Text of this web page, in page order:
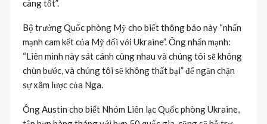
càng tốt”.
Bộ trưởng Quốc phòng Mỹ cho biết thông báo này “nhấn
mạnh cam kết của Mỹ đối với Ukraine”. Ông nhấn mạnh:
“Liên minh này sát cánh cùng nhau và chúng tôi sẽ không
chùn bước, và chúng tôi sẽ không thất bại” để ngăn chặn
sự xâm lược của Nga.
Ông Austin cho biết Nhóm Liên lạc Quốc phòng Ukraine,